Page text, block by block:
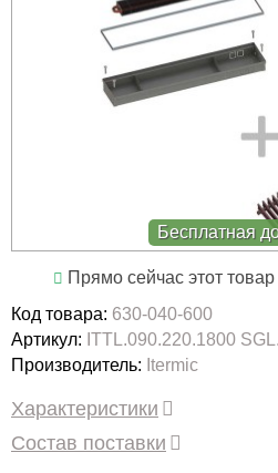
Бесплатная
Прямо сейчас этот
Код товара: 630-040-600
Артикул: ITTL.090.220.1800
Производитель: Itermic
Характеристики
Состав поставки